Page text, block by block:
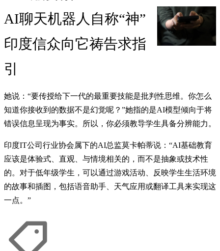
AI聊天机器人自称“神”
印度信众向它祷告求指
引
她说：“要传授给下一代的最重要技能是批判性思维。你怎么
知道你接收到的数据不是幻觉呢？”她指的是AI模型倾向于将
错误信息呈现为事实。所以，你必须教导学生具备分辨能力。
印度IT公司行业协会属下的AI总监莫卡帕蒂说：“AI基础教育
应该是体验式、直观、与情境相关的，而不是抽象或技术性
的。对于低年级学生，可以通过游戏活动、反映学生生活环境
的故事和插图，包括语音助手、天气应用或翻译工具来实现这
一点。”